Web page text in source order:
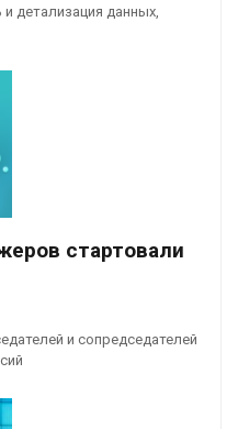
детализация данных,
стартовали
и сопредседателей